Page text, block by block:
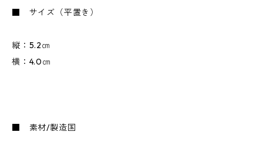
■ サイズ（平置き）
縦：5.2㎝
横：4.0㎝
■ 素材/製造国